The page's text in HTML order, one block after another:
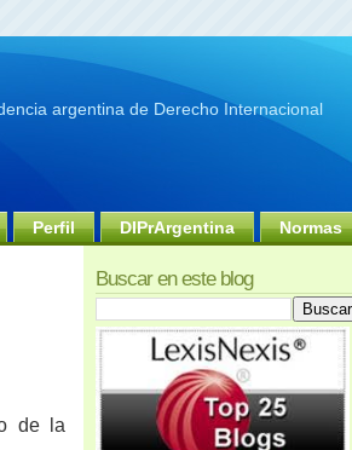
argentina de Derecho Internacional
Perfil DIPrArgentina Normas
de la
Buscar en este blog